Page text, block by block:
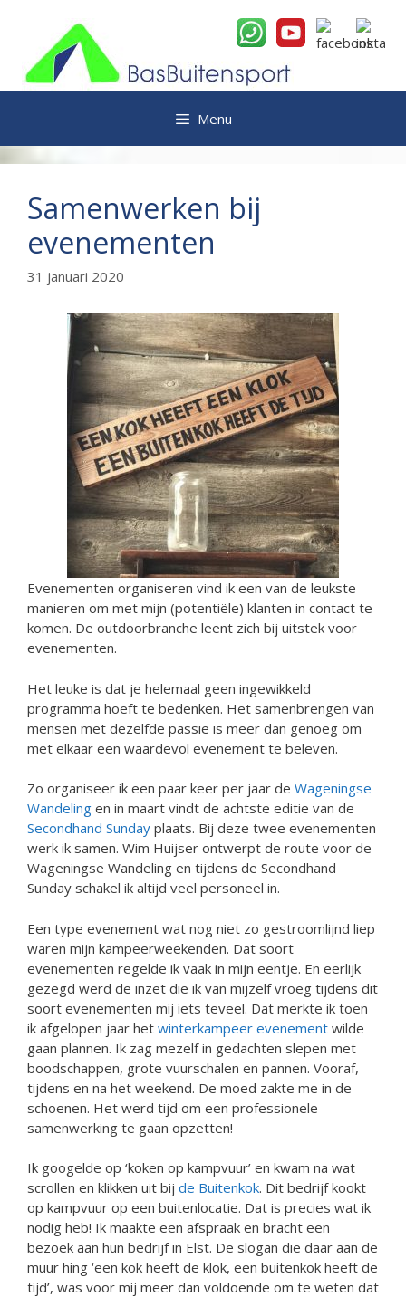
inhoud
Menu
Samenwerken bij
evenementen
31 januari 2020
Evenementen organiseren vind ik een van de leukste
manieren om met mijn (potentiële) klanten in contact te
komen. De outdoorbranche leent zich bij uitstek voor
evenementen.
Het leuke is dat je helemaal geen ingewikkeld
programma hoeft te bedenken. Het samenbrengen van
mensen met dezelfde passie is meer dan genoeg om
met elkaar een waardevol evenement te beleven.
Zo organiseer ik een paar keer per jaar de Wageningse
Wandeling en in maart vindt de achtste editie van de
Secondhand Sunday plaats. Bij deze twee evenementen
werk ik samen. Wim Huijser ontwerpt de route voor de
Wageningse Wandeling en tijdens de Secondhand
Sunday schakel ik altijd veel personeel in.
Een type evenement wat nog niet zo gestroomlijnd liep
waren mijn kampeerweekenden. Dat soort
evenementen regelde ik vaak in mijn eentje. En eerlijk
gezegd werd de inzet die ik van mijzelf vroeg tijdens dit
soort evenementen mij iets teveel. Dat merkte ik toen
ik afgelopen jaar het winterkampeer evenement wilde
gaan plannen. Ik zag mezelf in gedachten slepen met
boodschappen, grote vuurschalen en pannen. Vooraf,
tijdens en na het weekend. De moed zakte me in de
schoenen. Het werd tijd om een professionele
samenwerking te gaan opzetten!
Ik googelde op ‘koken op kampvuur’ en kwam na wat
scrollen en klikken uit bij de Buitenkok. Dit bedrijf kookt
op kampvuur op een buitenlocatie. Dat is precies wat ik
nodig heb! Ik maakte een afspraak en bracht een
bezoek aan hun bedrijf in Elst. De slogan die daar aan de
muur hing ‘een kok heeft de klok, een buitenkok heeft de
tijd’, was voor mij meer dan voldoende om te weten dat